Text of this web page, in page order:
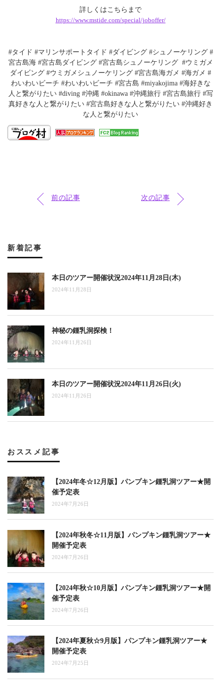
詳しくはこちらまで
https://www.mstide.com/special/joboffer/
#タイド #マリンサポートタイド #ダイビング #シュノーケリング #
宮古島海 #宮古島ダイビング #宮古島シュノーケリング #ウミガメ
ダイビング #ウミガメシュノーケリング #宮古島海ガメ #海ガメ #
わいわいビーチ #わいわいビーチ #宮古島 #miyakojima #海好きな
人と繋がりたい #diving #沖縄 #okinawa #沖縄旅行 #宮古島旅行 #写
真好きな人と繋がりたい #宮古島好きな人と繋がりたい #沖縄好き
な人と繋がりたい
前の記事 次の記事
新着記事
本日のツアー開催状況2024年11月28日(木)
2024年11月28日
神秘の鍾乳洞探検！
2024年11月26日
本日のツアー開催状況2024年11月26日(火)
2024年11月26日
おススメ記事
【2024年冬☆12月版】パンプキン鍾乳洞ツアー★開
催予定表
2024年7月26日
【2024年秋冬☆11月版】パンプキン鍾乳洞ツアー★
開催予定表
2024年7月26日
【2024年秋☆10月版】パンプキン鍾乳洞ツアー★開
催予定表
2024年7月26日
【2024年夏秋☆9月版】パンプキン鍾乳洞ツアー★
開催予定表
2024年7月25日